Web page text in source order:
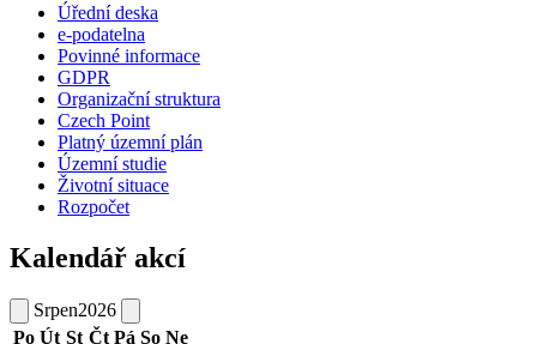
Úřední deska
e-podatelna
Povinné informace
GDPR
Organizační struktura
Czech Point
Platný územní plán
Územní studie
Životní situace
Rozpočet
Kalendář akcí
Srpen2026
Po Út St Čt Pá So Ne